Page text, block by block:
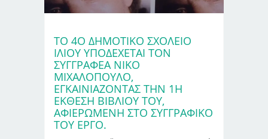
ΤΟ 4Ο ΔΗΜΟΤΙΚΌ ΣΧΟΛΕΊΟ
ΙΛΊΟΥ ΥΠΟΔΈΧΕΤΑΙ ΤΟΝ
ΣΥΓΓΡΑΦΈΑ ΝΊΚΟ
ΜΙΧΑΛΌΠΟΥΛΟ,
ΕΓΚΑΙΝΙΆΖΟΝΤΑΣ ΤΗΝ 1Η
ΈΚΘΕΣΗ ΒΙΒΛΊΟΥ ΤΟΥ,
ΑΦΙΕΡΩΜΈΝΗ ΣΤΟ ΣΥΓΓΡΑΦΙΚΌ
ΤΟΥ ΈΡΓΟ.